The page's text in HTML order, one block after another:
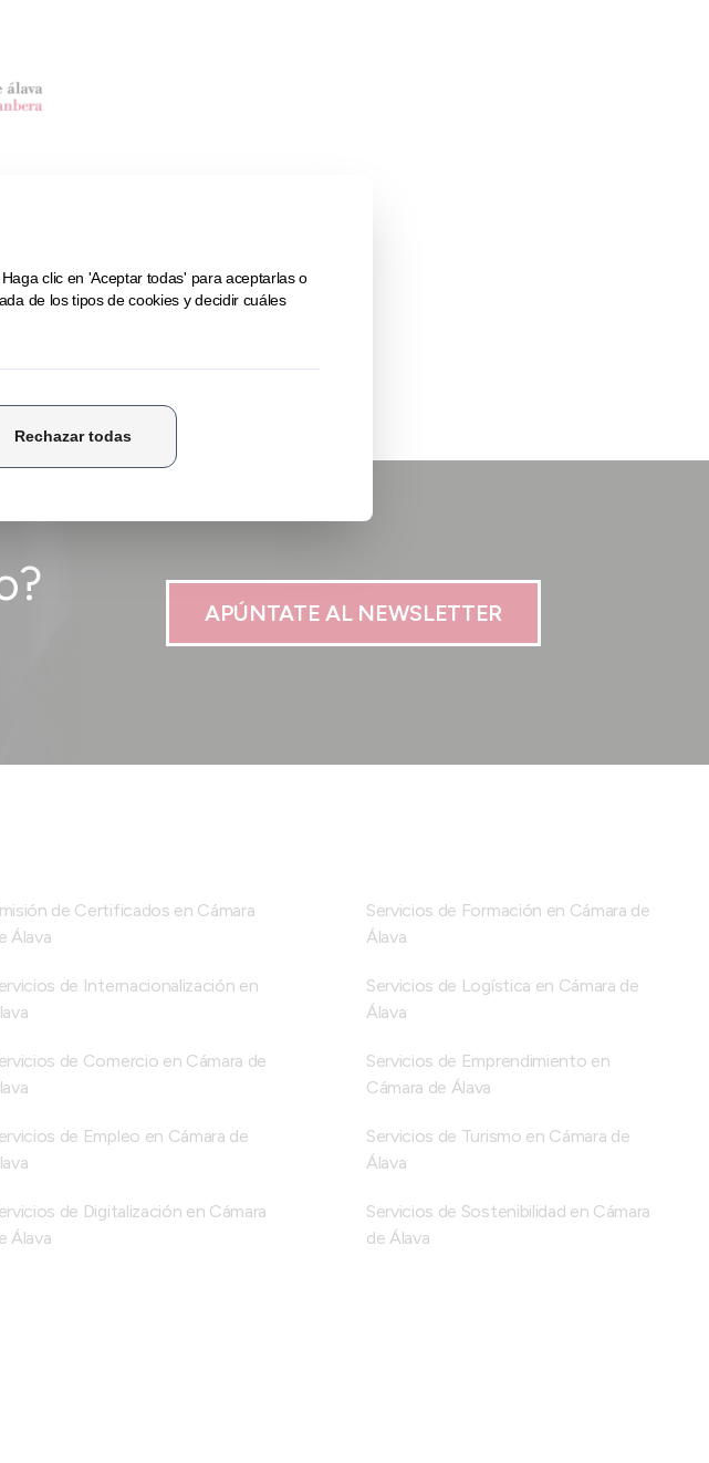
APÚNTATE AL NEWSLETTER
de Certificados en Cámara
Álava
Servicios de Formación en Cámara de
Álava
de Internacionalización en
Servicios de Logística en Cámara de
Álava
de Comercio en Cámara de
Servicios de Emprendimiento en
Cámara de Álava
de Empleo en Cámara de
Servicios de Turismo en Cámara de
Álava
de Digitalización en Cámara
Álava
Servicios de Sostenibilidad en Cámara
de Álava